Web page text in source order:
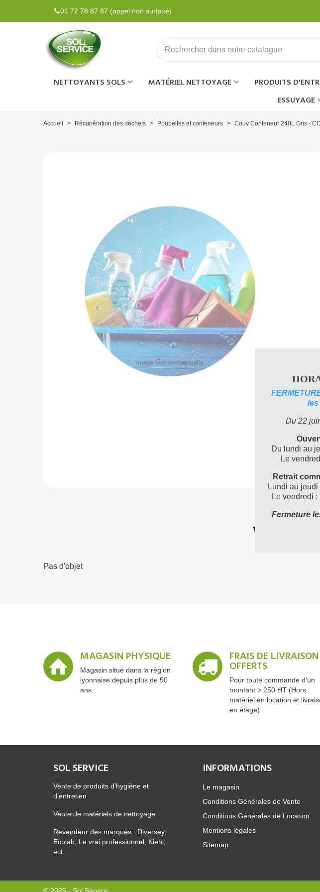
04 72 78 87 87 (appel non surtaxé)
NETTOYANTS SOLS MATÉRIEL NETTOYAGE PRODUITS
ESSUYAGE
Accueil > Récupération des déchets > Poubelles et conteneurs > Couv Conteneur 240L Gris -
VOUS
Pas d'objet
MAGASIN PHYSIQUE
Magasin situé dans la région
lyonnaise depuis plus de 50
ans.
FRAIS DE LIVRAISON
OFFERTS
Pour toute commande d'un
montant > 250 HT (Hors
matériel en location et
en étage)
INFORMATIONS
Le magasin
Conditions Générales de Vente
Conditions Générales de Location
Mentions légales
Sitemap
SOL SERVICE
Vente de produits d’hygiène et
d’entretien
Vente de matériels de nettoyage
Revendeur des marques : Diversey,
Ecolab, Le vrai professionnel, Kiehl,
ect...
les
Du 22
Du lundi au
Le
Retrait
Lundi au
Le vendredi
Fermeture